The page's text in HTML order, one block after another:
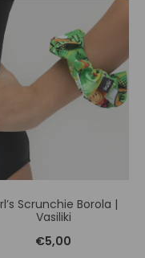
Scrunchie Borola |
Vasiliki
€5,00